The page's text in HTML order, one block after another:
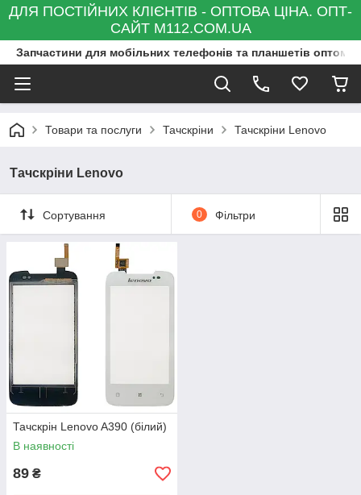
ДЛЯ ПОСТІЙНИХ КЛІЄНТІВ - ОПТОВА ЦІНА. ОПТ-
САЙТ M112.COM.UA
Запчастини для мобільних телефонів та планшетів оптом
Товари та послуги Тачскріни Тачскріни Lenovo
Тачскріни Lenovo
Сортування 0 Фільтри
Тачскрін Lenovo A390 (білий)
В наявності
89 ₴